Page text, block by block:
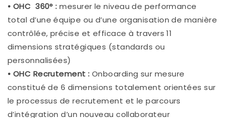
• OHC 360° : mesurer le niveau de performance
total d’une équipe ou d’une organisation de manière
contrôlée, précise et efficace à travers 11
dimensions stratégiques (standards ou
personnalisées)
• OHC Recrutement : Onboarding sur mesure
constitué de 6 dimensions totalement orientées sur
le processus de recrutement et le parcours
d’intégration d’un nouveau collaborateur